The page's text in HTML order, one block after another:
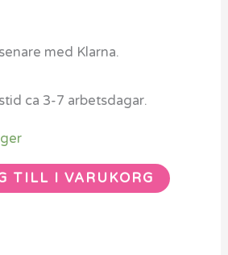
med Klarna.
ca 3-7 arbetsdagar.
TILL I VARUKORG